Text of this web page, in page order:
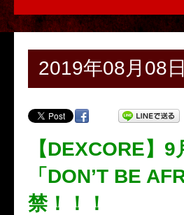
2019年08月08
【DEXCORE】
「DON’T BE
禁！！！